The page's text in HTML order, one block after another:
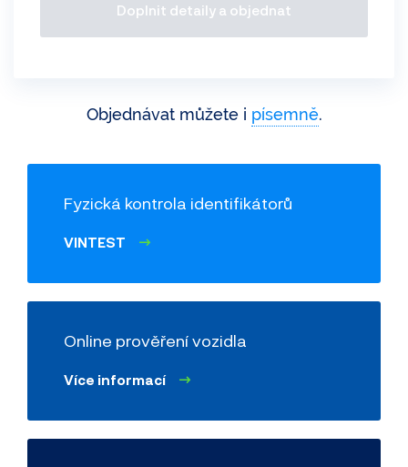
Doplnit detaily a objednat
Objednávat můžete i písemně.
Fyzická kontrola identifikátorů
VINTEST
Online prověření vozidla
Více informací